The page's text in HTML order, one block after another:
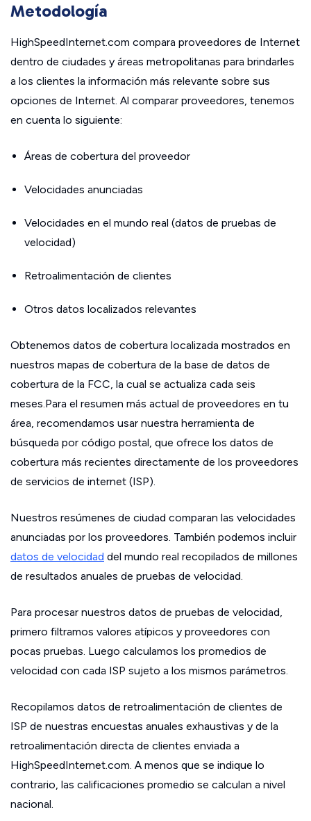
Metodología
HighSpeedInternet.com compara proveedores de Internet
dentro de ciudades y áreas metropolitanas para brindarles
a los clientes la información más relevante sobre sus
opciones de Internet. Al comparar proveedores, tenemos
en cuenta lo siguiente:
Áreas de cobertura del proveedor
Velocidades anunciadas
Velocidades en el mundo real (datos de pruebas de
velocidad)
Retroalimentación de clientes
Otros datos localizados relevantes
Obtenemos datos de cobertura localizada mostrados en
nuestros mapas de cobertura de la base de datos de
cobertura de la FCC, la cual se actualiza cada seis
meses.Para el resumen más actual de proveedores en tu
área, recomendamos usar nuestra herramienta de
búsqueda por código postal, que ofrece los datos de
cobertura más recientes directamente de los proveedores
de servicios de internet (ISP).
Nuestros resúmenes de ciudad comparan las velocidades
anunciadas por los proveedores. También podemos incluir
datos de velocidad del mundo real recopilados de millones
de resultados anuales de pruebas de velocidad.
Para procesar nuestros datos de pruebas de velocidad,
primero filtramos valores atípicos y proveedores con
pocas pruebas. Luego calculamos los promedios de
velocidad con cada ISP sujeto a los mismos parámetros.
Recopilamos datos de retroalimentación de clientes de
ISP de nuestras encuestas anuales exhaustivas y de la
retroalimentación directa de clientes enviada a
HighSpeedInternet.com. A menos que se indique lo
contrario, las calificaciones promedio se calculan a nivel
nacional.